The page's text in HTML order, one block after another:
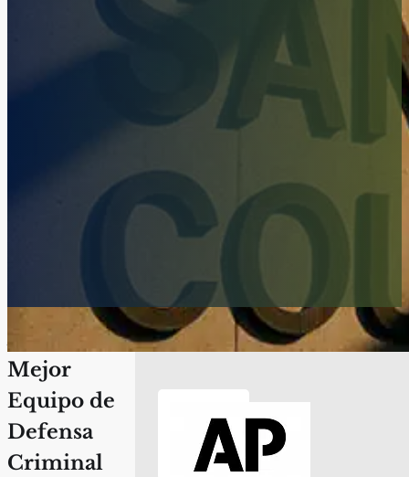
Asegure el
Mejor
Equipo de
Defensa
Criminal